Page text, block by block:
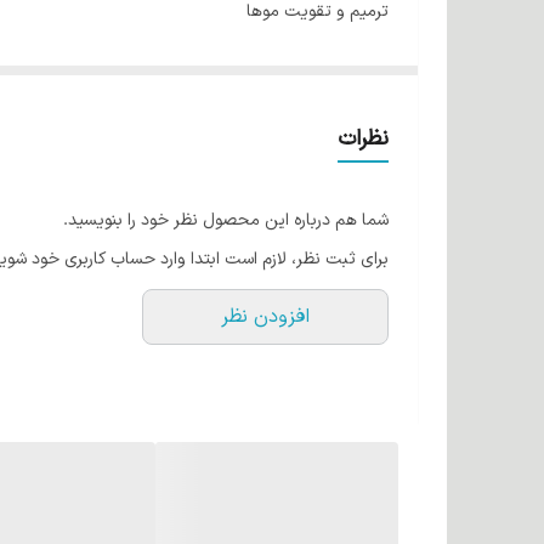
ترمیم و تقویت موها
حاوی عصاره آلوئه‌ورا
ساخت ایران با مواد اولیه فرانسوی
نظرات
شما هم درباره این محصول نظر خود را بنویسید.
برای ثبت نظر، لازم است ابتدا وارد حساب کاربری خود
افزودن نظر